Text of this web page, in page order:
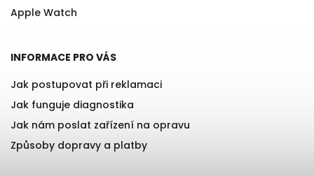
Apple Watch
INFORMACE PRO VÁS
Jak postupovat při reklamaci
Jak funguje diagnostika
Jak nám poslat zařízení na opravu
Způsoby dopravy a platby